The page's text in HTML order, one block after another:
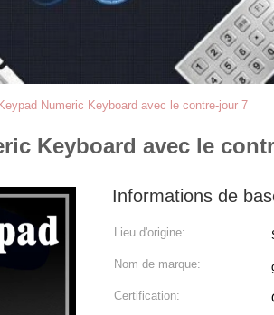
Numeric Keyboard avec le contre-jour 7
Keyboard avec le
Informations de
Lieu d'origine:
Nom de marque:
Certification: